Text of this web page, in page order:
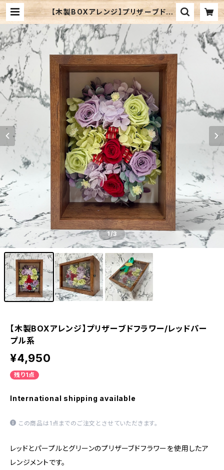
【木製BOXアレンジ】プリザーブドフ
ラワー/レッドパープル系 | さくらかん
1/3
【木製BOXアレンジ】プリザーブドフラワー/レッドパー
プル系
¥4,950
残り1点
International shipping available
この商品は1点までのご注文とさせていただきます。
レッドとパープルとグリーンのプリザーブドフラワーを使用したア
レンジメントです。